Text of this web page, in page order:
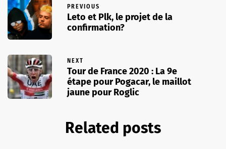
PREVIOUS
Leto et Plk, le projet de la
confirmation?
NEXT
Tour de France 2020 : La 9e
étape pour Pogacar, le maillot
jaune pour Roglic
Related posts